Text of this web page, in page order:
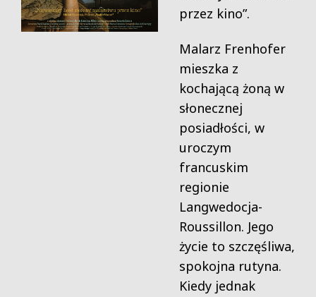
przez kino”.
Malarz Frenhofer
mieszka z
kochającą żoną w
słonecznej
posiadłości, w
uroczym
francuskim
regionie
Langwedocja-
Roussillon. Jego
życie to szczęśliwa,
spokojna rutyna.
Kiedy jednak